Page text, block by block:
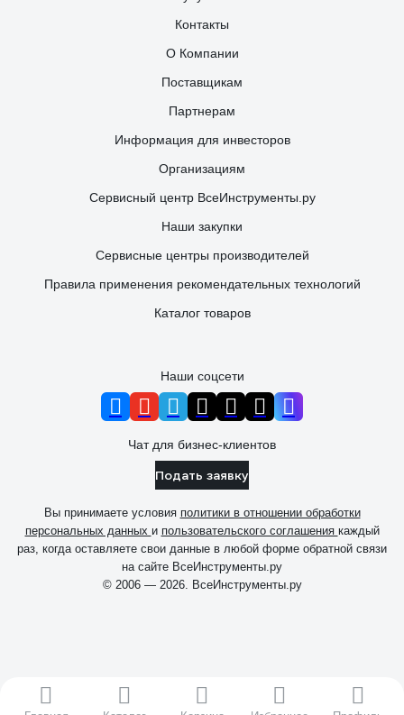
Контакты
О Компании
Поставщикам
Партнерам
Информация для инвесторов
Организациям
Сервисный центр ВсеИнструменты.ру
Наши закупки
Сервисные центры производителей
Правила применения рекомендательных технологий
Каталог товаров
Наши соцсети
Чат для бизнес-клиентов
Подать заявку
Вы принимаете условия политики в отношении обработки
персональных данных и пользовательского соглашения каждый
раз, когда оставляете свои данные в любой форме обратной связи
на сайте ВсеИнструменты.ру
© 2006 — 2026. ВсеИнструменты.ру